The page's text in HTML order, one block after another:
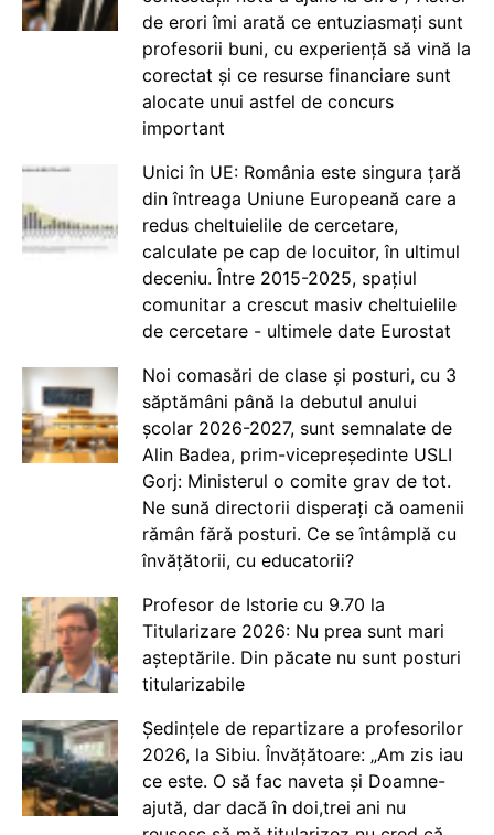
de erori îmi arată ce entuziasmați sunt
profesorii buni, cu experiență să vină la
corectat și ce resurse financiare sunt
alocate unui astfel de concurs
important
Unici în UE: România este singura țară
din întreaga Uniune Europeană care a
redus cheltuielile de cercetare,
calculate pe cap de locuitor, în ultimul
deceniu. Între 2015-2025, spațiul
comunitar a crescut masiv cheltuielile
de cercetare - ultimele date Eurostat
Noi comasări de clase și posturi, cu 3
săptămâni până la debutul anului
școlar 2026-2027, sunt semnalate de
Alin Badea, prim-vicepreședinte USLI
Gorj: Ministerul o comite grav de tot.
Ne sună directorii disperați că oamenii
rămân fără posturi. Ce se întâmplă cu
învățătorii, cu educatorii?
Profesor de Istorie cu 9.70 la
Titularizare 2026: Nu prea sunt mari
așteptările. Din păcate nu sunt posturi
titularizabile
Ședințele de repartizare a profesorilor
2026, la Sibiu. Învățătoare: „Am zis iau
ce este. O să fac naveta și Doamne-
ajută, dar dacă în doi,trei ani nu